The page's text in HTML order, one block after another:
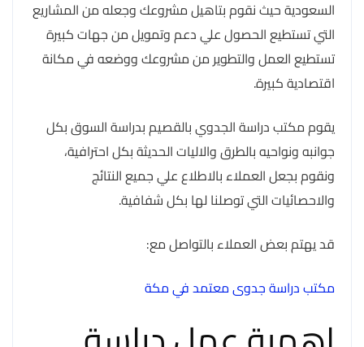
السعودية حيث نقوم بتاهيل مشروعك وجعله من المشاريع
التي تستطيع الحصول علي دعم وتمويل من جهات كبيرة
تستطيع العمل والتطوير من مشروعك ووضعه في مكانة
اقتصادية كبيرة.
يقوم مكتب دراسة الجدوي بالقصيم بدراسة السوق بكل
جوانبه ونواحيه بالطرق والاليات الحديثة بكل احترافية،
ونقوم بجعل العملاء بالاطلاع علي جميع النتائج
والاحصائيات التي توصلنا لها بكل شفافية.
قد يهتم بعض العملاء بالتواصل مع:
مكتب دراسة جدوى معتمد في مكة